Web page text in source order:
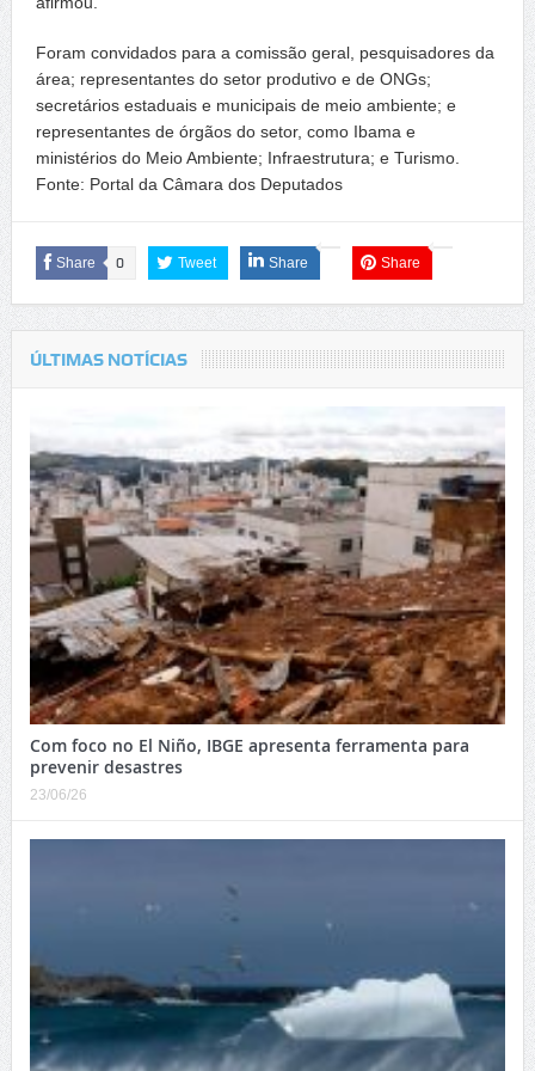
Foram convidados para a comissão geral, pesquisadores da
área; representantes do setor produtivo e de ONGs;
secretários estaduais e municipais de meio ambiente; e
representantes de órgãos do setor, como Ibama e
ministérios do Meio Ambiente; Infraestrutura; e Turismo.
Fonte: Portal da Câmara dos Deputados
Share 0 Tweet Share Share
ÚLTIMAS NOTÍCIAS
Com foco no El Niño, IBGE apresenta ferramenta para
prevenir desastres
23/06/26